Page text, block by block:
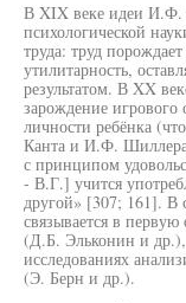
В XIX веке идеи И.Ф.
психологической
труда: труд
утилитарность,
результатом. В XX
зарождение
личности ребёнка
Канта и И.Ф.
с принципом
- В.Г.] учится
другой» [307; 161]. В
связывается в
(Д.Б. Эльконин и др.),
исследованиях
(Э. Берн и др.).